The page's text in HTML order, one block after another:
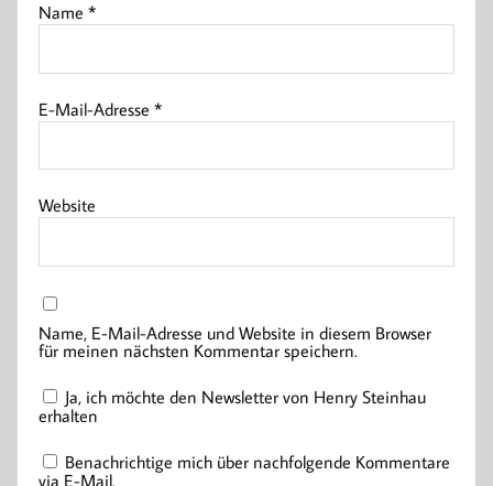
Name*
E-Mail-Adresse*
Website
Name, E-Mail-Adresse und Website in diesem Browser
für meinen nächsten Kommentar speichern.
Ja, ich möchte den Newsletter von Henry Steinhau
erhalten
Benachrichtige mich über nachfolgende Kommentare
via E-Mail.